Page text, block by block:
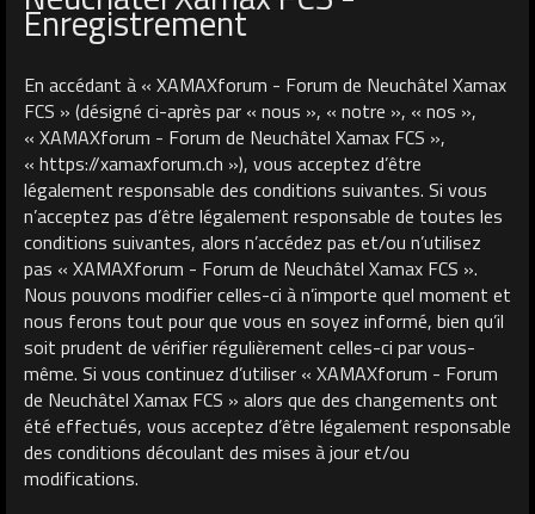
Enregistrement
En accédant à « XAMAXforum - Forum de Neuchâtel Xamax
FCS » (désigné ci-après par « nous », « notre », « nos »,
« XAMAXforum - Forum de Neuchâtel Xamax FCS »,
« https://xamaxforum.ch »), vous acceptez d’être
légalement responsable des conditions suivantes. Si vous
n’acceptez pas d’être légalement responsable de toutes les
conditions suivantes, alors n’accédez pas et/ou n’utilisez
pas « XAMAXforum - Forum de Neuchâtel Xamax FCS ».
Nous pouvons modifier celles-ci à n’importe quel moment et
nous ferons tout pour que vous en soyez informé, bien qu’il
soit prudent de vérifier régulièrement celles-ci par vous-
même. Si vous continuez d’utiliser « XAMAXforum - Forum
de Neuchâtel Xamax FCS » alors que des changements ont
été effectués, vous acceptez d’être légalement responsable
des conditions découlant des mises à jour et/ou
modifications.